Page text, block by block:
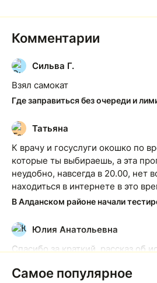
Комментарии
С
Сильва Г.
Взял самокат
Т
Татьяна
К врачу и госуслуги окошко по
которые ты выбираешь, а эта
неудобно, навсегда в 20.00, нет
находиться в интернете в это
Ю
Юлия Анатольевна
Спасибо за краткий, рассказ об
Якутск сквозь века: от острога до
Самое популярное